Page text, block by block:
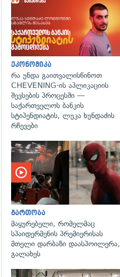
გადახედვა
ეკონომიკა
რა უნდა გაითვალისწინოთ
CHEVENING-ის აპლიკაციის
შევსების პროცესში —
საქართველოს ბანკის
სტიპენდიატის, ლუკა ხუნდაძის
რჩევები
გართობა
მაყურებელი, რომელმაც
სპაიდერმენის პრემიერისას
მთელი დარბაზი დაასპოილერა,
გალახეს